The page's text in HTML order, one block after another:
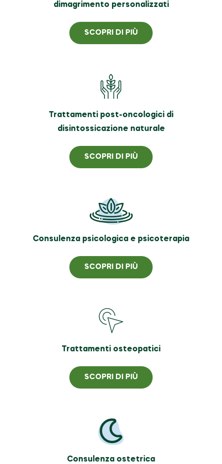
dimagrimento personalizzati
SCOPRI DI PIÙ
Trattamenti post-oncologici di
disintossicazione naturale
SCOPRI DI PIÙ
Consulenza psicologica e psicoterapia
SCOPRI DI PIÙ
Trattamenti osteopatici
SCOPRI DI PIÙ
Consulenza ostetrica